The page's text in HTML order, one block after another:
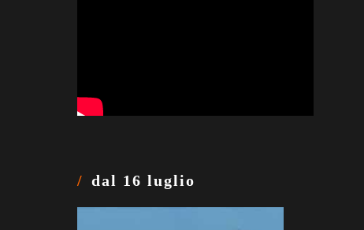
dal 16 luglio